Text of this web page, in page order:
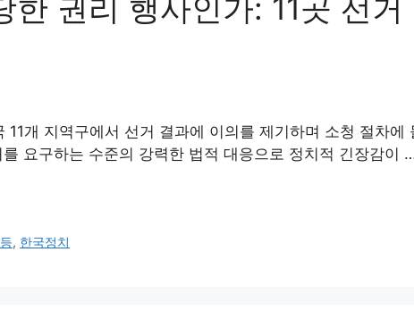
권리 행사인가: 11곳 선거
개 지역구에서 선거 결과에 이의를 제기하며 소청 절차에
요구하는 수준의 강력한 법적 대응으로 정치적 긴장감이
, 한국정치